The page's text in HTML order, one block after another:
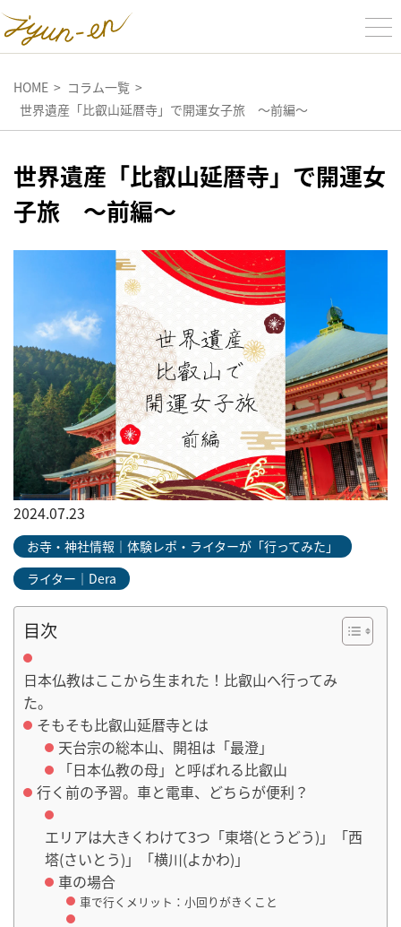
HOME
コラム一覧
世界遺産「比叡山延暦寺」で開運女子旅 〜前編～
世界遺産「比叡山延暦寺」で開運女
子旅 〜前編～
2024.07.23
お寺・神社情報｜体験レポ・ライターが「行ってみた」
ライター｜Dera
目次
日本仏教はここから生まれた！比叡山へ行ってみ
た。
そもそも比叡山延暦寺とは
天台宗の総本山、開祖は「最澄」
「日本仏教の母」と呼ばれる比叡山
行く前の予習。車と電車、どちらが便利？
エリアは大きくわけて3つ「東塔(とうどう)」「西
塔(さいとう)」「横川(よかわ)」
車の場合
車で行くメリット：小回りがきくこと